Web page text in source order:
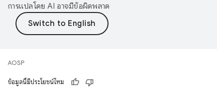
การแปลโดย AI อาจมีข้อผิดพลาด
AOSP
ข้อมูลนี้มีประโยชน์ไหม